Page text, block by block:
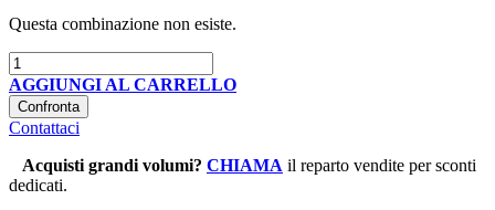
Questa combinazione non esiste.
AGGIUNGI AL CARRELLO
Confronta
Contattaci
Acquisti grandi volumi? CHIAMA il reparto vendite per sconti
dedicati.